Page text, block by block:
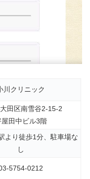
川クリニック
田区南雪谷2-15-2
屋田中ビル3階
より徒歩1分、駐車場な
し
5754-0212